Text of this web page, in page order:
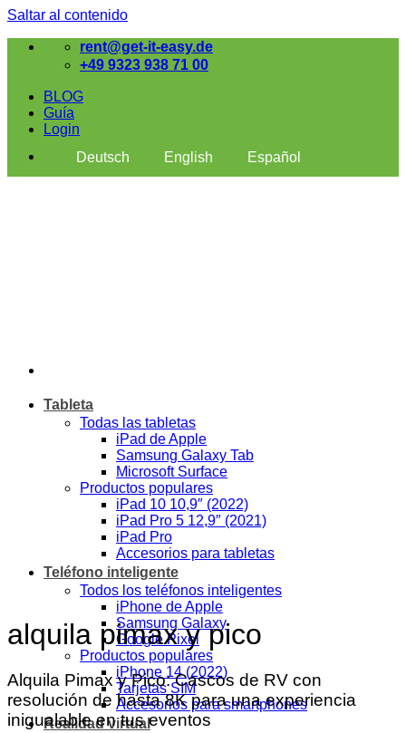
Saltar al contenido
rent@get-it-easy.de
+49 9323 938 71 00
BLOG
Guía
Login
Deutsch
English Español
Tableta
Todas las tabletas
iPad de Apple
Samsung Galaxy Tab
Microsoft Surface
Productos populares
iPad 10 10,9″ (2022)
iPad Pro 5 12,9″ (2021)
iPad Pro
Accesorios para tabletas
Teléfono inteligente
Todos los teléfonos inteligentes
iPhone de Apple
Samsung Galaxy
Google Pixel
Productos populares
iPhone 14 (2022)
Tarjetas SIM
Accesorios para smartphones
Realidad virtual
alquila pimax y pico
Alquila Pimax y Pico: Cascos de RV con
resolución de hasta 8K para una experiencia
inigualable en tus eventos